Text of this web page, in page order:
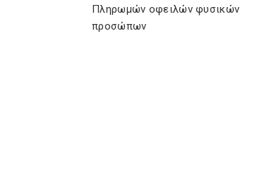
Πληρωμών οφειλών φυσικών
προσώπων